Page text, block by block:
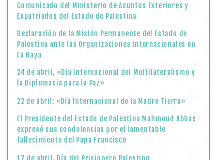
Comunicado del Ministerio de Asuntos Exteriores y
Expatriados del Estado de Palestina
Declaración de la Misión Permanente del Estado de
Palestina ante las Organizaciones Internacionales en
La Haya
24 de abril, «Día Internacional del Multilateralismo y
la Diplomacia para la Paz»
22 de abril: «Día Internacional de la Madre Tierra»
El Presidente del Estado de Palestina Mahmoud Abbas
expresó sus condolencias por el lamentable
fallecimiento del Papa Francisco